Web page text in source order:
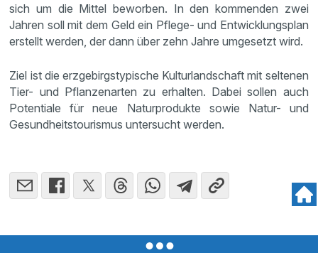
sich um die Mittel beworben. In den kommenden zwei
Jahren soll mit dem Geld ein Pflege- und Entwicklungsplan
erstellt werden, der dann über zehn Jahre umgesetzt wird.
Ziel ist die erzgebirgstypische Kulturlandschaft mit seltenen
Tier- und Pflanzenarten zu erhalten. Dabei sollen auch
Potentiale für neue Naturprodukte sowie Natur- und
Gesundheitstourismus untersucht werden.